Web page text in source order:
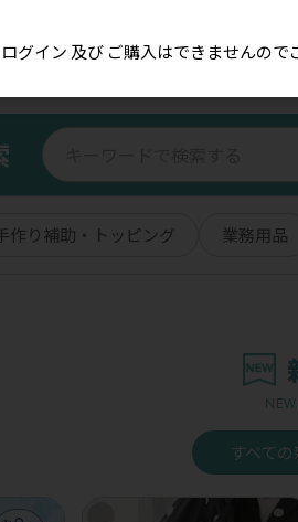
作り補助・トッピング 業務用品
すべて
イン 及び ご購入はできませんので